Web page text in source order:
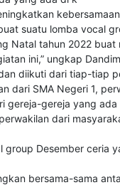
suatu lomba vocal
Natal tahun 2022
ini,” ungkap
diikuti dari tiap-tiap
dari SMA Negeri 1,
gereja-gereja yang
dari
group Desember ceria
bersama-sama